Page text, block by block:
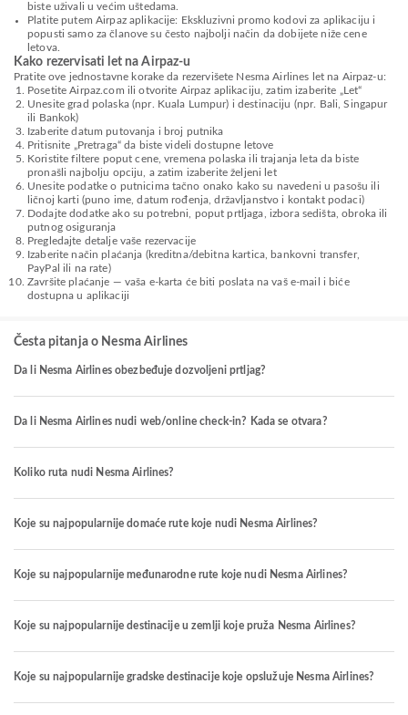
biste uživali u većim uštedama.
Platite putem Airpaz aplikacije: Ekskluzivni promo kodovi za aplikaciju i
popusti samo za članove su često najbolji način da dobijete niže cene
letova.
Kako rezervisati let na Airpaz-u
Pratite ove jednostavne korake da rezervišete Nesma Airlines let na Airpaz-u:
Posetite Airpaz.com ili otvorite Airpaz aplikaciju, zatim izaberite „Let“
Unesite grad polaska (npr. Kuala Lumpur) i destinaciju (npr. Bali, Singapur
ili Bankok)
Izaberite datum putovanja i broj putnika
Pritisnite „Pretraga“ da biste videli dostupne letove
Koristite filtere poput cene, vremena polaska ili trajanja leta da biste
pronašli najbolju opciju, a zatim izaberite željeni let
Unesite podatke o putnicima tačno onako kako su navedeni u pasošu ili
ličnoj karti (puno ime, datum rođenja, državljanstvo i kontakt podaci)
Dodajte dodatke ako su potrebni, poput prtljaga, izbora sedišta, obroka ili
putnog osiguranja
Pregledajte detalje vaše rezervacije
Izaberite način plaćanja (kreditna/debitna kartica, bankovni transfer,
PayPal ili na rate)
Završite plaćanje — vaša e-karta će biti poslata na vaš e-mail i biće
dostupna u aplikaciji
Česta pitanja o Nesma Airlines
Da li Nesma Airlines obezbeđuje dozvoljeni prtljag?
Da li Nesma Airlines nudi web/online check-in? Kada se otvara?
Koliko ruta nudi Nesma Airlines?
Koje su najpopularnije domaće rute koje nudi Nesma Airlines?
Koje su najpopularnije međunarodne rute koje nudi Nesma Airlines?
Koje su najpopularnije destinacije u zemlji koje pruža Nesma Airlines?
Koje su najpopularnije gradske destinacije koje opslužuje Nesma Airlines?